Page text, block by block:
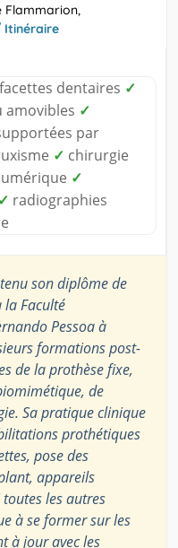
Flammarion,
Itinéraire
facettes dentaires ✓
amovibles ✓
par
✓ chirurgie
✓
✓ radiographies
son diplôme de
la Faculté
Pessoa à
formations post-
de la prothèse fixe,
de
Sa pratique clinique
prothétiques
pose des
appareils
les autres
à se former sur les
à jour avec les